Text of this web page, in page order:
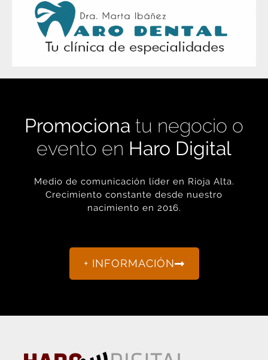
Promociona tu negocio o
evento en Haro Digital
Medio de comunicación líder en Rioja Alta.
Crecimiento constante desde nuestro
nacimiento en 2016.
+ INFORMACIÓN